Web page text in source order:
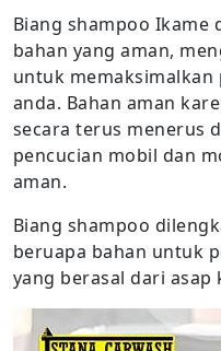
Biang shampoo Ikame
bahan yang aman,
untuk memaksimalkan
anda. Bahan aman
secara terus menerus
pencucian mobil dan
aman.
Biang shampoo
beruapa bahan untuk
yang berasal dari asap